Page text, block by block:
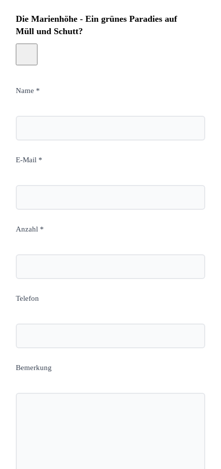
Die Marienhöhe - Ein grünes Paradies auf
Müll und Schutt?
Name *
E-Mail *
Anzahl *
Telefon
Bemerkung